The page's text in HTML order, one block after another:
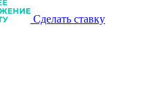
Сделать ставку